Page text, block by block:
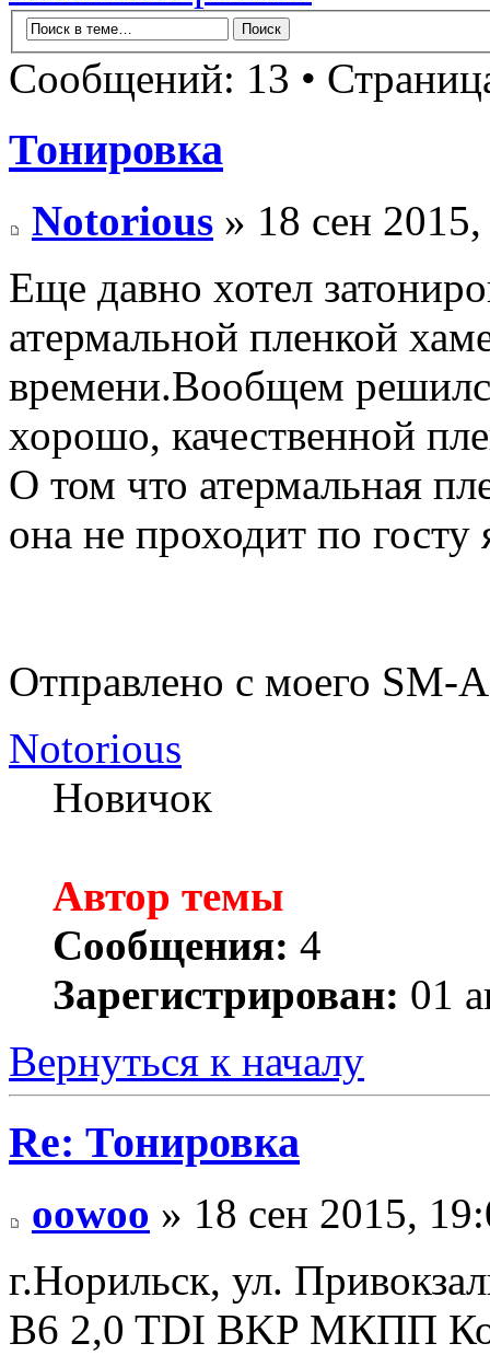
Сообщений: 13 •
Тонировка
Notorious » 18 сен
Еще давно хотел
атермальной пленкой
времени.Вообщем
хорошо, качественной
О том что атермальная
она не проходит по госту
Отправлено с моего SM-
Notorious
Новичок
Автор темы
Сообщения: 4
Зарегистрирован: 01
Вернуться к началу
Re: Тонировка
oowoo » 18 сен 2015,
г.Норильск, ул.
B6 2,0 TDI BKP МКПП